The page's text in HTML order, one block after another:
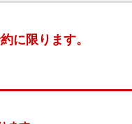
に限ります。